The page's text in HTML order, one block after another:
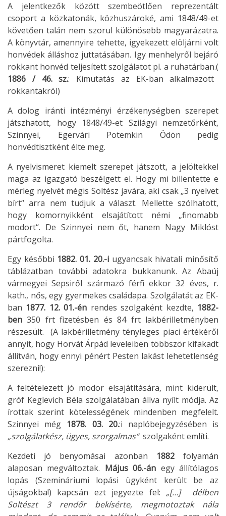
A jelentkezők között szembeötlően reprezentált
csoport a közkatonák, közhuszároké, ami 1848/49-et
követően talán nem szorul különösebb magyarázatra.
A könyvtár, amennyire tehette, igyekezett elöljárni volt
honvédek álláshoz juttatásában. Igy menhelyről bejáró
rokkant honvéd teljesített szolgálatot pl. a ruhatárban.(
1886 / 46. sz.: Kimutatás az EK-ban alkalmazott
rokkantakról)
A dolog iránti intézményi érzékenységben szerepet
játszhatott, hogy 1848/49-et Szilágyi nemzetőrként,
Szinnyei, Egervári Potemkin Ödön pedig
honvédtisztként élte meg.
A nyelvismeret kiemelt szerepet játszott, a jelöltekkel
maga az igazgató beszélgett el. Hogy mi billentette e
mérleg nyelvét mégis Soltész javára, aki csak „3 nyelvet
bírt“ arra nem tudjuk a választ. Mellette szólhatott,
hogy komornyikként elsajátított némi „finomabb
modort“. De Szinnyei nem őt, hanem Nagy Miklóst
pártfogolta.
Egy későbbi 1882. 01. 20.-iugyancsak hivatali minősítő
táblázatban további adatokra bukkanunk. Az Abaúj
vármegyei Sepsiről származó férfi ekkor 32 éves, r.
kath., nős, egy gyermekes családapa. Szolgálatát az EK-
ban 1877. 12. 01.-én rendes szolgaként kezdte, 1882-
ben 350 frt fizetésben és 84 frt lakbérilletményben
részesült. (A lakbérilletmény tényleges piaci értékéről
annyit, hogy Horvát Árpád leveleiben többször kifakadt
állítván, hogy ennyi pénért Pesten lakást lehetetlenség
szerezni!):
A feltételezett jó modor elsajátítására, mint kiderült,
gróf Keglevich Béla szolgálatában állva nyílt módja. Az
írottak szerint kötelességének mindenben megfelelt.
Szinnyei még 1878. 03. 20.:i naplóbejegyzésében is
„szolgálatkész, ügyes, szorgalmas“szolgaként említi.
Kezdeti jó benyomásai azonban 1882folyamán
alaposan megváltoztak. Május 06.-án egy állítólagos
lopás (Szemináriumi lopási ügyként került be az
újságokba!) kapcsán ezt jegyezte fel:„[…] délben
Soltészt 3 rendőr bekísérte, megmotoztak nála